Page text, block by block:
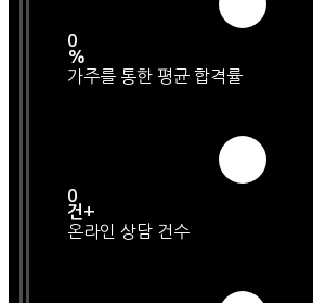
0
%
가주를 통한 평균 합격률
0
건+
온라인 상담 건수